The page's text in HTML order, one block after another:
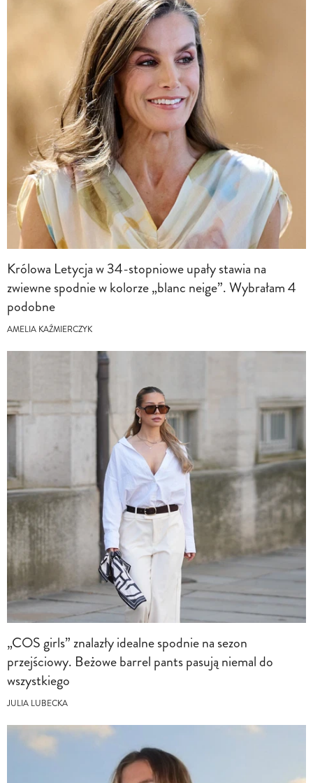
Królowa Letycja w 34-stopniowe upały stawia na
zwiewne spodnie w kolorze „blanc neige”. Wybrałam 4
podobne
AMELIA KAŹMIERCZYK
„COS girls” znalazły idealne spodnie na sezon
przejściowy. Beżowe barrel pants pasują niemal do
wszystkiego
JULIA LUBECKA